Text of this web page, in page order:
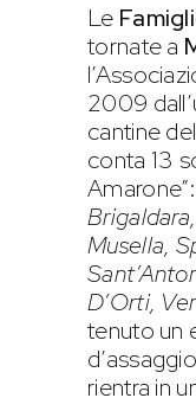
Le
tornate a
2009
cantine
conta 13
Musella,
D’Orti,
tenuto un
rientra in